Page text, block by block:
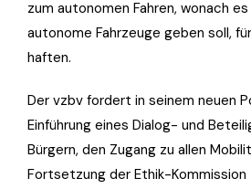
zum autonomen Fahren, wonach
autonome Fahrzeuge geben soll,
haften.
Der vzbv fordert in seinem neuen
Einführung eines Dialog- und
Bürgern, den Zugang zu allen
Fortsetzung der Ethik-